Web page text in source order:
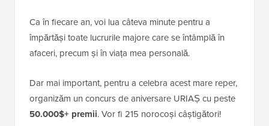
Ca în fiecare an, voi lua câteva minute pentru a
împărtăși toate lucrurile majore care se întâmplă în
afaceri, precum și în viața mea personală.
Dar mai important, pentru a celebra acest mare reper,
organizăm un concurs de aniversare URIAȘ cu peste
50.000$+ premii. Vor fi 215 norocoși câștigători!